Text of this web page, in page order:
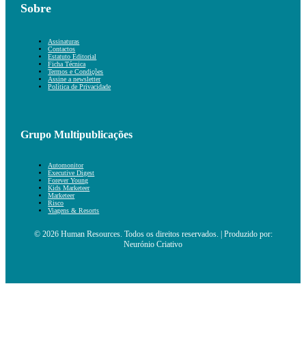
Sobre
Assinaturas
Contactos
Estatuto Editorial
Ficha Técnica
Termos e Condições
Assine a newsletter
Política de Privacidade
Grupo Multipublicações
Automonitor
Executive Digest
Forever Young
Kids Marketeer
Marketeer
Risco
Viagens & Resorts
© 2026 Human Resources. Todos os direitos reservados. | Produzido por:
Neurónio Criativo